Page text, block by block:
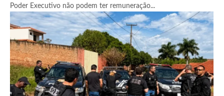
Poder Executivo não podem ter remuneração...